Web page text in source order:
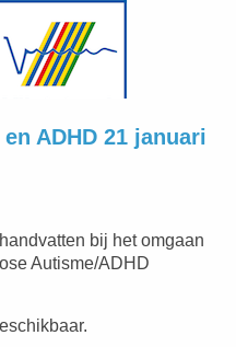
ADHD 21 januari
bij het omgaan
Autisme/ADHD